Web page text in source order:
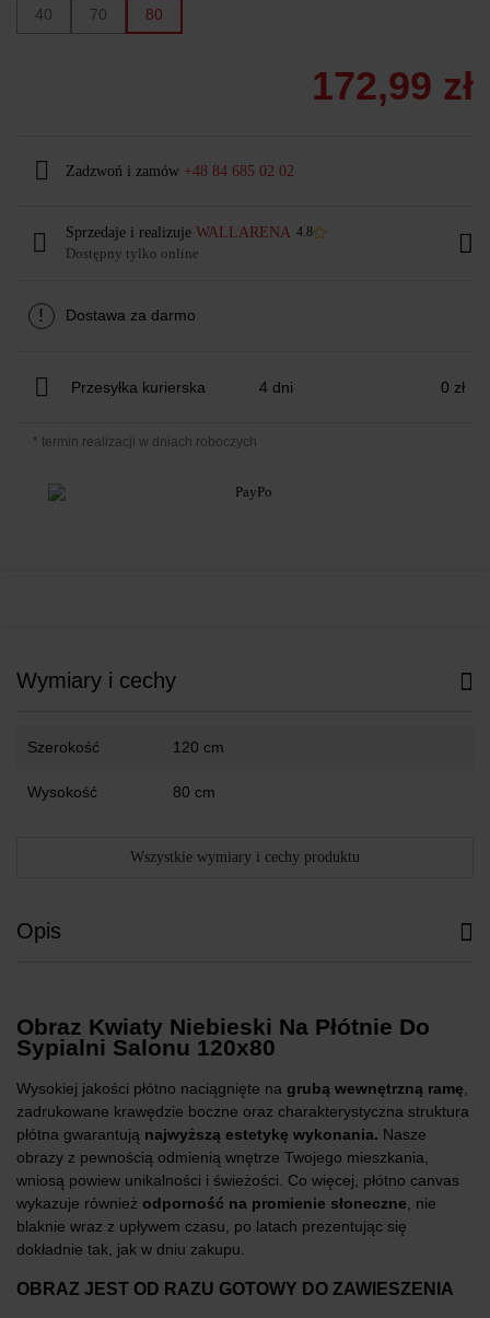
40
70 80
172,99 zł
Zadzwoń i zamów +48 84 685 02 02
Sprzedaje i realizuje WALLARENA 4.8
Dostępny tylko online
! Dostawa za darmo
Przesyłka kurierska 4 dni 0 zł
* termin realizacji w dniach roboczych
Wymiary i cechy
Szerokość 120 cm
Wysokość 80 cm
Wszystkie wymiary i cechy produktu
Opis
Obraz Kwiaty Niebieski Na Płótnie Do
Sypialni Salonu 120x80
Wysokiej jakości płótno naciągnięte na grubą wewnętrzną ramę
zadrukowane krawędzie boczne oraz charakterystyczna struktura
płótna gwarantują najwyższą estetykę wykonania. Nasze
obrazy z pewnością odmienią wnętrze Twojego mieszkania,
wniosą powiew unikalności i świeżości. Co więcej, płótno canvas
wykazuje również odporność na promienie słoneczne , nie
blaknie wraz z upływem czasu, po latach prezentując się
dokładnie tak, jak w dniu zakupu.
OBRAZ JEST OD RAZU GOTOWY DO ZAWIESZENIA